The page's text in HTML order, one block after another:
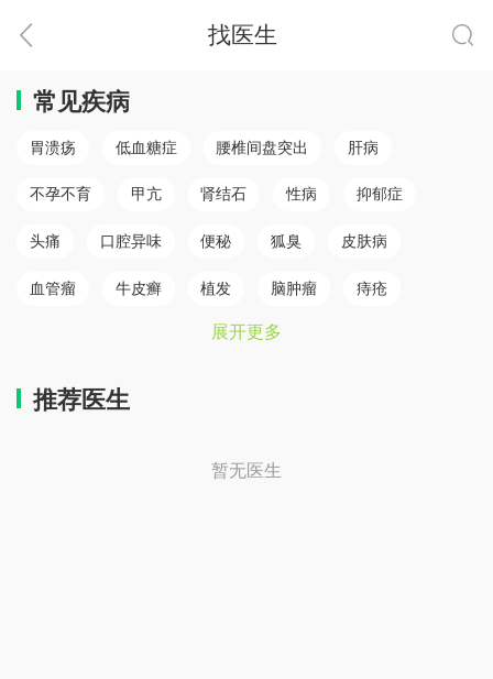
找医生
常见疾病
胃溃疡 低血糖症 腰椎间盘突出 肝病
不孕不育 甲亢 肾结石 性病 抑郁症
头痛 口腔异味 便秘 狐臭 皮肤病
血管瘤 牛皮癣 植发 脑肿瘤 痔疮
脾胃病 乳腺癌
展开更多
推荐医生
暂无医生